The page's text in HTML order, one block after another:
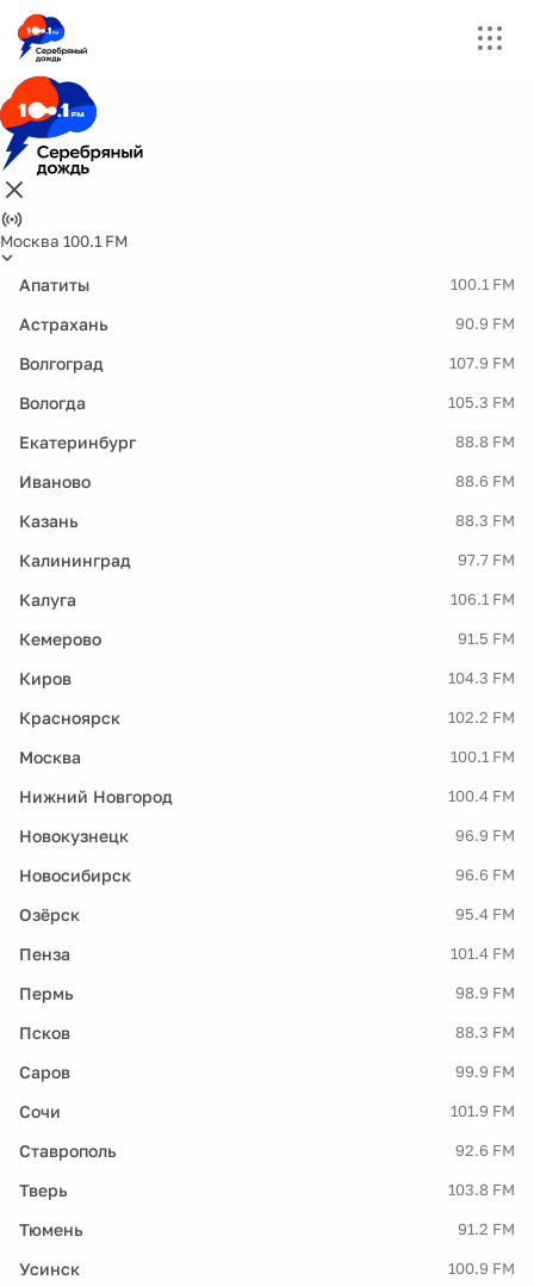
Москва 100.1 FM
Апатиты 100.1 FM
Астрахань 90.9 FM
Волгоград 107.9 FM
Вологда 105.3 FM
Екатеринбург 88.8 FM
Иваново 88.6 FM
Казань 88.3 FM
Калининград 97.7 FM
Калуга 106.1 FM
Кемерово 91.5 FM
Киров 104.3 FM
Красноярск 102.2 FM
Москва 100.1 FM
Нижний Новгород 100.4 FM
Новокузнецк 96.9 FM
Новосибирск 96.6 FM
Озёрск 95.4 FM
Пенза 101.4 FM
Пермь 98.9 FM
Псков 88.3 FM
Саров 99.9 FM
Сочи 101.9 FM
Ставрополь 92.6 FM
Тверь 103.8 FM
Тюмень 91.2 FM
Усинск 100.9 FM